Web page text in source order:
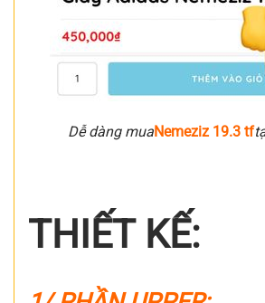
Dễ dàng muaNemeziz 19.3 tf
THIẾT KẾ: